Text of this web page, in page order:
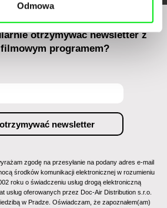
Odmowa
otrzymywać newsletter z
programem?
zgodę na przesyłanie na podany adres e-mail
środków komunikacji elektronicznej w rozumieniu
roku o świadczeniu usług drogą elektroniczną
usług oferowanych przez Doc-Air Distribution s.r.o.
w Pradze. Oświadczam, że zapoznałem(am)